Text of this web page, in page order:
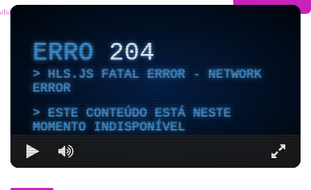
ERRO204
HLS.JS FATAL ERROR - NETWORK
ERROR
ESTE CONTEÚDO ESTÁ NESTE
MOMENTO INDISPONÍVEL